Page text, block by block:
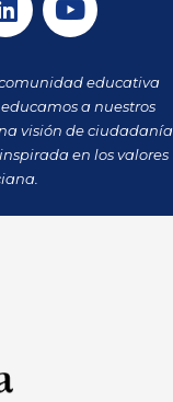
i
k
e
d
i
n
o
t
u
b
e
educativa
a nuestros
visión de ciudadanía
en los valores